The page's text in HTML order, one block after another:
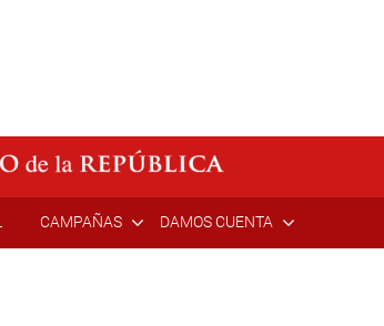
CAMPAÑAS DAMOS CUENTA